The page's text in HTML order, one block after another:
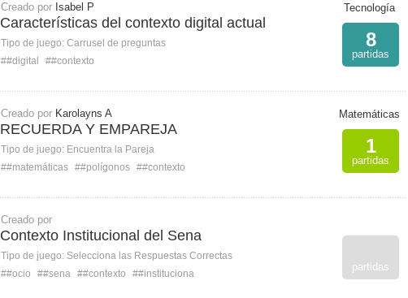
Creado por Isabel P
Características del contexto digital actual
Tipo de juego: Carrusel de preguntas
##digital
##contexto
Tecnología
8
partidas
Creado por Karolayns A
RECUERDA Y EMPAREJA
Tipo de juego: Encuentra la Pareja
##matemáticas ##polígonos ##contexto
Matemáticas
1
partidas
Creado por
Contexto Institucional del Sena
Tipo de juego: Selecciona las Respuestas Correctas
##ocio
##sena ##contexto ##instituciona
partidas